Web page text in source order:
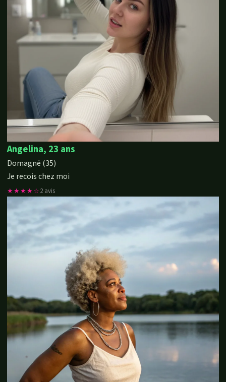
Angelina, 23 ans
Domagné (35)
Je recois chez moi
★★★★☆2 avis